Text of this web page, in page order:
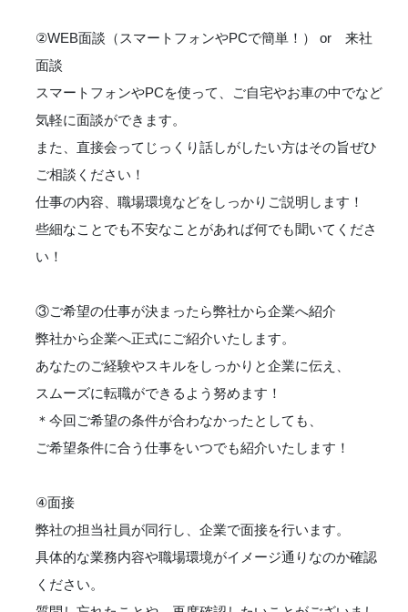
②WEB面談（スマートフォンやPCで簡単！） or 来社
面談
スマートフォンやPCを使って、ご自宅やお車の中でなど
気軽に面談ができます。
また、直接会ってじっくり話しがしたい方はその旨ぜひ
ご相談ください！
仕事の内容、職場環境などをしっかりご説明します！
些細なことでも不安なことがあれば何でも聞いてくださ
い！
③ご希望の仕事が決まったら弊社から企業へ紹介
弊社から企業へ正式にご紹介いたします。
あなたのご経験やスキルをしっかりと企業に伝え、
スムーズに転職ができるよう努めます！
＊今回ご希望の条件が合わなかったとしても、
ご希望条件に合う仕事をいつでも紹介いたします！
④面接
弊社の担当社員が同行し、企業で面接を行います。
具体的な業務内容や職場環境がイメージ通りなのか確認
ください。